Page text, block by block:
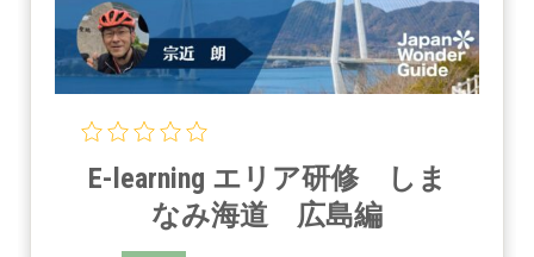
E-learning エリア研修 しま
なみ海道 広島編